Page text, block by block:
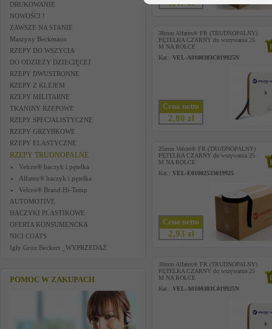
DRUKOWANIE
NOWOŚCI !
ZAWSZE NA STANIE
Maszyny Beckmann
RZEPY DO WSZYCIA
DO ODZIEŻY DZIECIĘCEJ
RZEPY DWUSTRONNE
RZEPY Z KLEJEM
RZEPY MILITARNE
TKANINY RZEPOWE
RZEPY SPECJALISTYCZNE
RZEPY GRZYBKOWE
RZEPY ELASTYCZNE
RZEPY TRUDNOPALNE
Velcro® haczyk i pętelka
Alfatex® haczyk i pętelka
Velcro® Brand Hi-Temp
AUTOMOTIVE
HACZYKI PLASTIKOWE
OFERTA KONSUMENCKA
NICI COATS
Igły Groz Beckert _WYPRZEDAŻ
POMOC W ZAKUPACH
5,47 zł
38mm Alfatex® FR (TRUDNOPALNY)
PĘTELKA CZARNY do wszywania 25
M NA ROLCE
Kat.: VEL-A0100383C019925N
Cena netto
2,80 zł
25mm Velcro® FR (TRUDNOPALNY)
PĘTELKA CZARNY do wszywania 25
M NA ROLCE
Kat.: VEL-E01002533019925
Cena netto
2,93 zł
30mm Alfatex® FR (TRUDNOPALNY)
PĘTELKA CZARNY do wszywania 25
M NA ROLCE
Kat.: VEL-A0100303C019925N